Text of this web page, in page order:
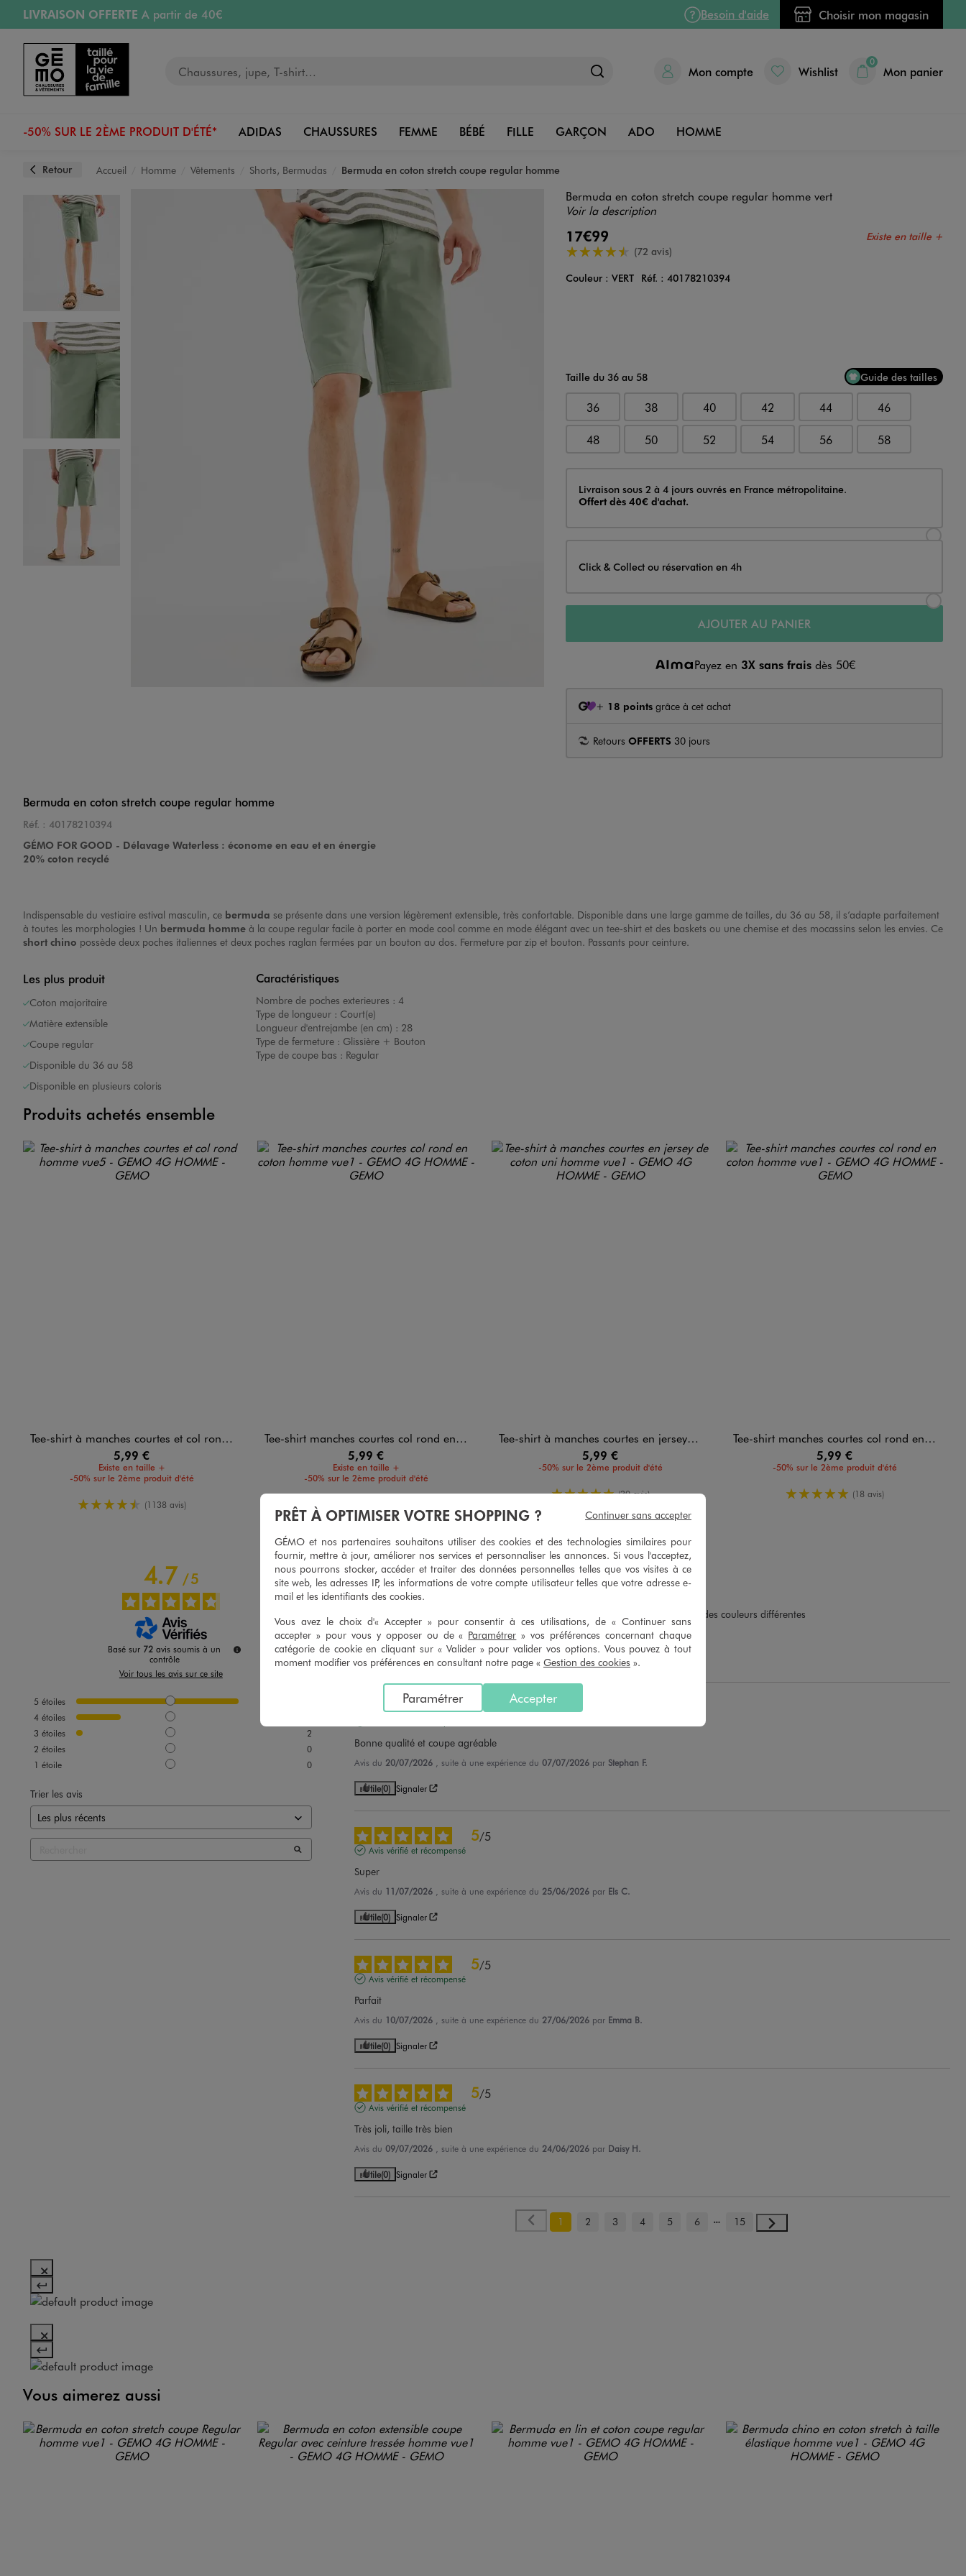
Aller au contenu principal
Aller à la navigation
LIVRAISON OFFERTE A partir de 40€
RETRAIT ET LIVRAISON OFFERTE
RÉSERVATION GRATUITE
4h en magasin
Retours OFFERTSpendant 30 jours
Besoin d'aide Choisir mon magasin
Mon compte Wishlist
0
Mon panier
-50% SUR LE 2ÈME PRODUIT D'ÉTÉ* ADIDAS CHAUSSURES FEMME BÉBÉ FILLE GARÇON ADO HOMME
Retour Accueil Homme Vêtements Shorts, Bermudas Bermuda en coton stretch coupe regular homme
Image 2 sur 3
Bermuda en coton stretch coupe regular homme vert
Voir la description
17€99 Existe en taille +
4.5/5 de moyenne
(72 avis)
Couleur
Couleur : VERT Réf. : 40178210394
Taille du 36 au 58 Guide des tailles
36 38 40 42 44 46
48 50 52 54 56 58
Livraison
Livraison sous 2 à 4 jours ouvrés en France métropolitaine.
Offert dès 40€ d'achat.
Click & Collect ou réservation en 4h
AJOUTER AU PANIER
Payez en 3X sans fraisdès 50€
+ 18 pointsgrâce à cet achat
Retours OFFERTS 30 jours
Bermuda en coton stretch coupe regular homme
Réf. : 40178210394
GÉMO FOR GOOD - Délavage Waterless : économe en eau et en énergie
20% coton recyclé
Indispensable du vestiaire estival masculin, ce bermuda se présente dans une version légèrement extensible, très confortable. Disponible dans une large gamme de tailles, du 36 au 58, il s’adapte parfaitement
à toutes les morphologies ! Un bermuda homme à la coupe regular facile à porter en mode cool comme en mode élégant avec un tee-shirt et des baskets ou une chemise et des mocassins selon les envies. Ce
short chino possède deux poches italiennes et deux poches raglan fermées par un bouton au dos. Fermeture par zip et bouton. Passants pour ceinture.
Les plus produit
Coton majoritaire
Matière extensible
Coupe regular
Disponible du 36 au 58
Disponible en plusieurs coloris
Caractéristiques
Nombre de poches exterieures : 4
Type de longueur : Court(e)
Longueur d'entrejambe (en cm) : 28
Type de fermeture : Glissière + Bouton
Type de coupe bas : Regular
Produits achetés ensemble
Tee-shirt à manches courtes et col rond homme
5,99 €
Existe en taille +
-50% sur le 2ème produit d'été
4.5/5 de moyenne
(1138 avis)
Tee-shirt manches courtes col rond en coton homme
5,99 €
Existe en taille +
-50% sur le 2ème produit d'été
Tee-shirt à manches courtes en jersey de coton uni homme
5,99 €
-50% sur le 2ème produit d'été
5/5 de moyenne
(30 avis)
Tee-shirt manches courtes col rond en coton homme
5,99 €
-50% sur le 2ème produit d'été
5/5 de moyenne
(18 avis)
4.7/5
Basé sur 72 avis soumis à un
contrôle
Voir tous les avis sur ce site
5 étoiles
4 étoiles
3 étoiles
2
2 étoiles
0
1 étoile 0
Trier les avis
5/5
Avis vérifié et récompensé
Léger et de bonne qualité j'ai pris toute une gamme de la même collection avec des couleurs différentes
Avis du 24/07/2026 , suite à une expérience du11/07/2026 parAntonio L.
Utile(0) Signaler
5/5
Bonne qualité et coupe agréable
Avis du 20/07/2026 , suite à une expérience du 07/07/2026 par Stephan F.
Utile(0) Signaler
5/5
Avis vérifié et récompensé
Super
Avis du 11/07/2026 , suite à une expérience du 25/06/2026 par Els C.
Utile(0) Signaler
5/5
Avis vérifié et récompensé
Parfait
Avis du 10/07/2026 , suite à une expérience du 27/06/2026 par Emma B.
Utile(0) Signaler
5/5
Avis vérifié et récompensé
Très joli, taille très bien
Avis du 09/07/2026 , suite à une expérience du 24/06/2026 par Daisy H.
Utile(0) Signaler
1 2 3 4 5 6 15
Vous aimerez aussi
PRÊT À OPTIMISER VOTRE SHOPPING ?
GÉMO et nos partenaires souhaitons utiliser des cookies et des technologies similaires pour
fournir, mettre à jour, améliorer nos services et personnaliser les annonces. Si vous l'acceptez,
nous pourrons stocker, accéder et traiter des données personnelles telles que vos visites à ce
site web, les adresses IP, les informations de votre compte utilisateur telles que votre adresse e-
mail et les identifiants des cookies.
Vous avez le choix d'« Accepter » pour consentir à ces utilisations, de « Continuer sans
accepter » pour vous y opposer ou de « Paramétrer » vos préférences concernant chaque
catégorie de cookie en cliquant sur « Valider » pour valider vos options. Vous pouvez à tout
moment modifier vos préférences en consultant notre page « Gestion des cookies ».
Accepter
Paramétrer
Continuer sans accepter